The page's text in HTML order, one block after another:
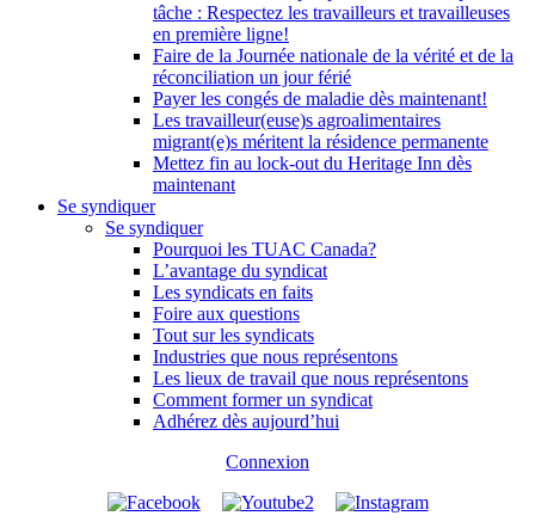
tâche : Respectez les travailleurs et travailleuses
en première ligne!
Faire de la Journée nationale de la vérité et de la
réconciliation un jour férié
Payer les congés de maladie dès maintenant!
Les travailleur(euse)s agroalimentaires
migrant(e)s méritent la résidence permanente
Mettez fin au lock-out du Heritage Inn dès
maintenant
Se syndiquer
Se syndiquer
Pourquoi les TUAC Canada?
L’avantage du syndicat
Les syndicats en faits
Foire aux questions
Tout sur les syndicats
Industries que nous représentons
Les lieux de travail que nous représentons
Comment former un syndicat
Adhérez dès aujourd’hui
Connexion